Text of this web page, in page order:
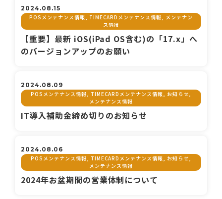
2024.08.15
POSメンテナンス情報, TIMECARDメンテナンス情報, メンテナン
ス情報
【重要】最新 iOS(iPad OS含む)の「17.x」へ
のバージョンアップのお願い
2024.08.09
POSメンテナンス情報, TIMECARDメンテナンス情報, お知らせ,
メンテナンス情報
IT導入補助金締め切りのお知らせ
2024.08.06
POSメンテナンス情報, TIMECARDメンテナンス情報, お知らせ,
メンテナンス情報
2024年お盆期間の営業体制について